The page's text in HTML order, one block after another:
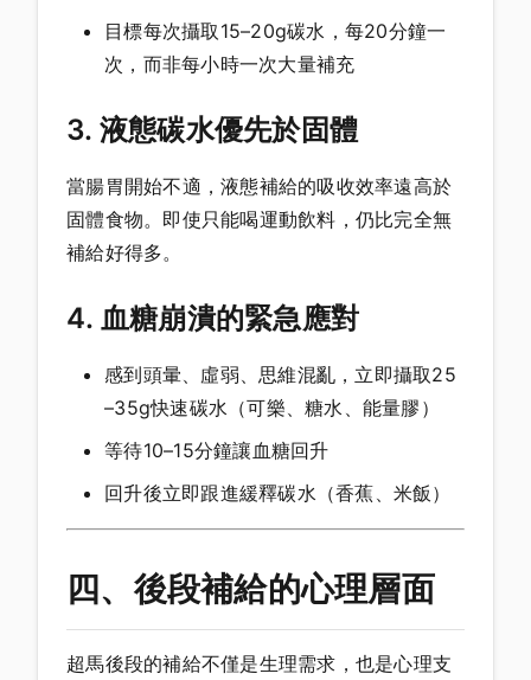
目標每次攝取15–20g碳水，每20分鐘一
次，而非每小時一次大量補充
3. 液態碳水優先於固體
當腸胃開始不適，液態補給的吸收效率遠高於
固體食物。即使只能喝運動飲料，仍比完全無
補給好得多。
4. 血糖崩潰的緊急應對
感到頭暈、虛弱、思維混亂，立即攝取25
–35g快速碳水（可樂、糖水、能量膠）
等待10–15分鐘讓血糖回升
回升後立即跟進緩釋碳水（香蕉、米飯）
四、後段補給的心理層面
超馬後段的補給不僅是生理需求，也是心理支